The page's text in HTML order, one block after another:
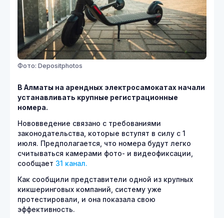
Фото: Depositphotos
В Алматы на арендных электросамокатах начали
устанавливать крупные регистрационные
номера.
Нововведение связано с требованиями
законодательства, которые вступят в силу с 1
июля. Предполагается, что номера будут легко
считываться камерами фото- и видеофиксации,
сообщает 31 канал.
Как сообщили представители одной из крупных
кикшеринговых компаний, систему уже
протестировали, и она показала свою
эффективность.